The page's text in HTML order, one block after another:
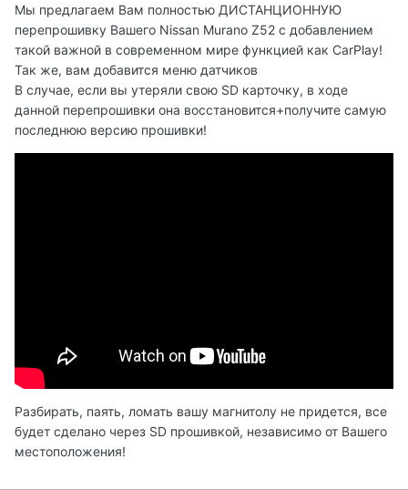
Мы предлагаем Вам полностью ДИСТАНЦИОННУЮ
перепрошивку Вашего Nissan Murano Z52 с добавлением
такой важной в современном мире функцией как CarPlay!
Так же, вам добавится меню датчиков
В случае, если вы утеряли свою SD карточку, в ходе
данной перепрошивки она восстановится+получите самую
последнюю версию прошивки!
Разбирать, паять, ломать вашу магнитолу не придется, все
будет сделано через SD прошивкой, независимо от Вашего
местоположения!